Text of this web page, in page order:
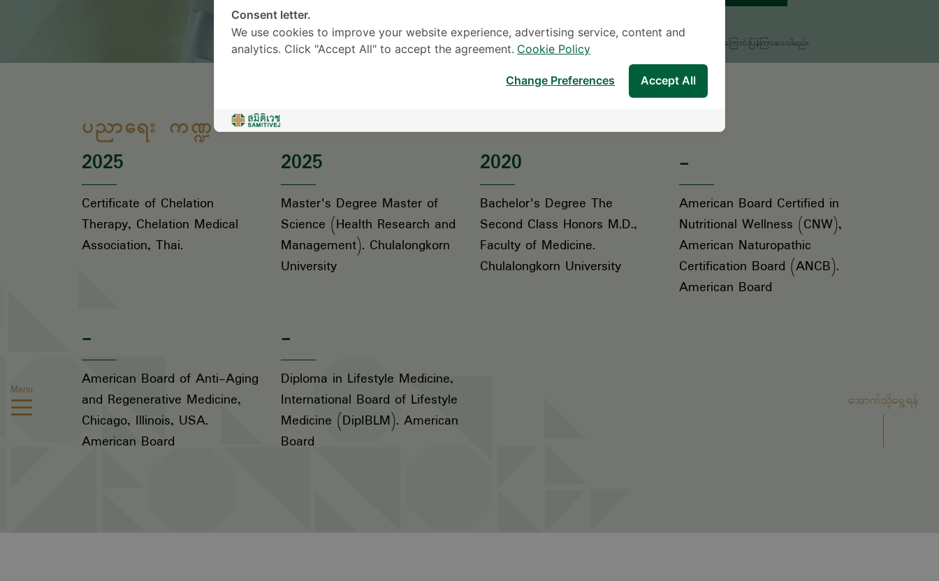
Menu
* လူကြီးမင်း၏ စုံစမ်းမေးမြန်းမှုကိုလူနာအထောက်အကူပြုဌာနမှ အကြောင်းပြန်ကြားပေးပါမည်။
ပညာရေး ကဏ္ဍ
2025
Certificate of Chelation
Therapy, Chelation Medical
Association, Thai.
2025
Master's Degree Master of
Science (Health Research and
Management). Chulalongkorn
University
2020
Bachelor's Degree The
Second Class Honors M.D.,
Faculty of Medicine.
Chulalongkorn University
-
American Board Certified in
Nutritional Wellness (CNW),
American Naturopathic
Certification Board (ANCB).
American Board
-
American Board of Anti-Aging
and Regenerative Medicine,
Chicago, Illinois, USA.
American Board
-
Diploma in Lifestyle Medicine,
International Board of Lifestyle
Medicine (DipIBLM). American
Board
အောက်သို့ရွေ့ရန်
Consent letter.
We use cookies to improve your website experience, advertising service, content and
analytics. Click "Accept All" to accept the agreement. Cookie Policy
Accept All
Change Preferences